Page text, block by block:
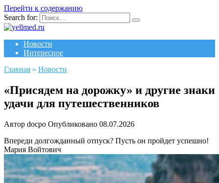
Перейти к содержанию
Search for:
Новости
Интересное
Главная » Новости
«Присядем на дорожку» и другие знаки
удачи для путешественников
Автор docpo Опубликовано 08.07.2026
Впереди долгожданный отпуск? Пусть он пройдет успешно!
Мария Войтович